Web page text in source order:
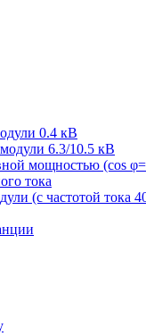
0.4 кВ
6.3/10.5 кВ
мощностью (cos
тока
(с частотой тока